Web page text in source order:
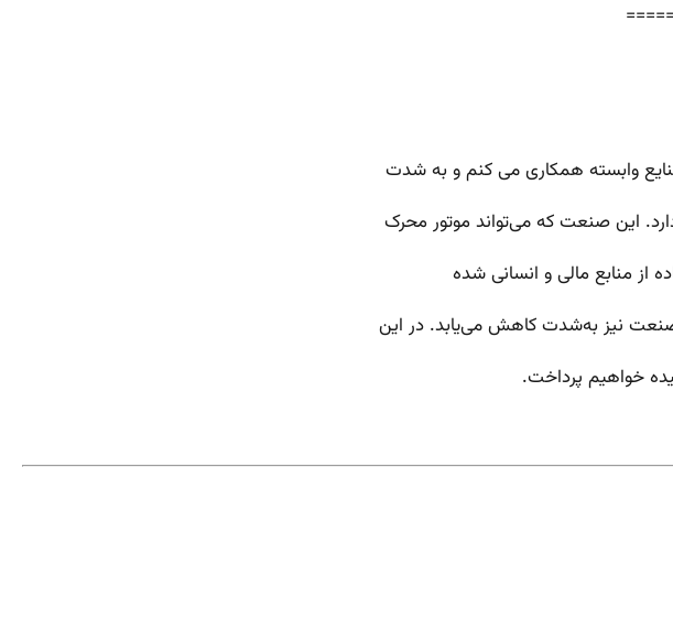
وابسته همکاری می کنم و به شدت
این صنعت که می‌تواند موتور محرک
از منابع مالی و انسانی شده
نیز به‌شدت کاهش می‌یابد. در این
خواهیم پرداخت.